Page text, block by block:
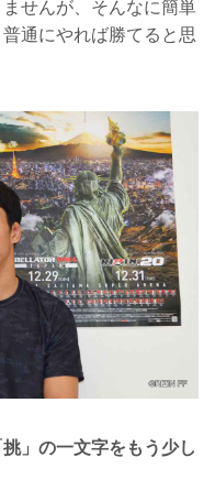
せんが、そんなに簡単
通にやれば勝てると思
」の一文字をもう少し